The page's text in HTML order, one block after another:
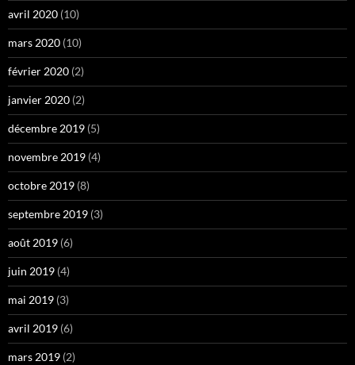
avril 2020 (10)
mars 2020 (10)
février 2020 (2)
janvier 2020 (2)
décembre 2019 (5)
novembre 2019 (4)
octobre 2019 (8)
septembre 2019 (3)
août 2019 (6)
juin 2019 (4)
mai 2019 (3)
avril 2019 (6)
mars 2019 (2)